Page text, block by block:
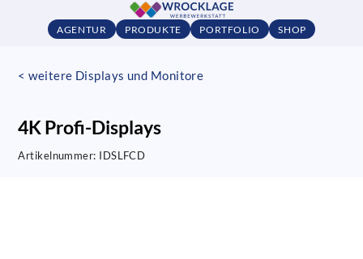
AGENTUR PRODUKTE PORTFOLIO SHOP
< weitere Displays und Monitore
4K Profi-Displays
Artikelnummer: IDSLFCD